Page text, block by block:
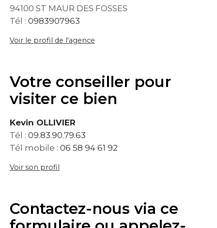
94100 ST MAUR DES FOSSES
Tél : 0983907963
Voir le profil de l'agence
Votre conseiller pour
visiter ce bien
Kevin OLLIVIER
Tél : 09.83.90.79.63
Tél mobile : 06 58 94 61 92
Voir son profil
Contactez-nous via ce